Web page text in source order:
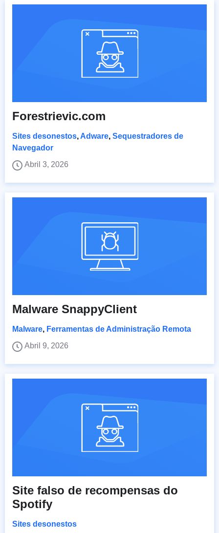
Forestrievic.com
Sites desonestos, Adware, Sequestradores de
Navegador
Abril 3, 2026
Malware SnappyClient
Malware, Ferramentas de Administração Remota
Abril 9, 2026
Site falso de recompensas do
Spotify
Sites desonestos